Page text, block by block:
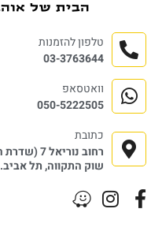
טלפון להזמנות
03-3763644
וואטסאפ
050-5222505
כתובת
רחוב נוריאל 7 (שדרת הבשר)
שוק התקווה, תל אביב.